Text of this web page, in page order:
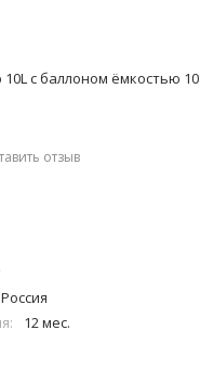
с баллоном ёмкостью 10
отзыв
Россия
12 мес.